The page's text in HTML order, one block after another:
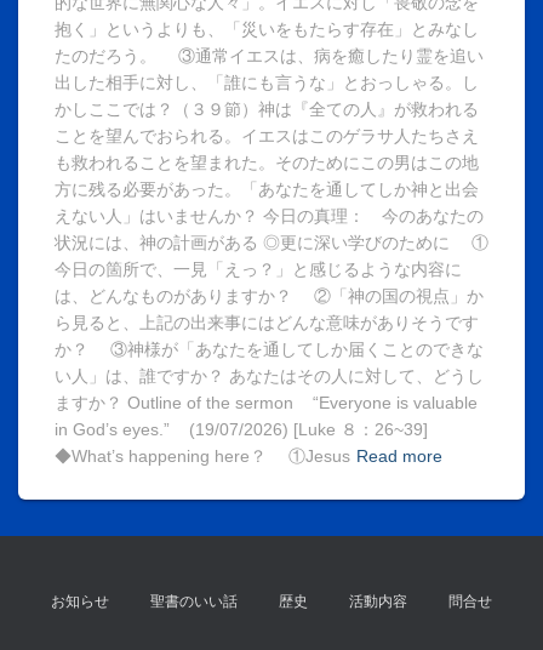
抱く」というよりも、「災いをもたらす存在」とみなし
たのだろう。 ③通常イエスは、病を癒したり霊を追い
出した相手に対し、「誰にも言うな」とおっしゃる。し
かしここでは？（３９節）神は『全ての人』が救われる
ことを望んでおられる。イエスはこのゲラサ人たちさえ
も救われることを望まれた。そのためにこの男はこの地
方に残る必要があった。「あなたを通してしか神と出会
えない人」はいませんか？ 今日の真理： 今のあなたの
状況には、神の計画がある ◎更に深い学びのために ①
今日の箇所で、一見「えっ？」と感じるような内容に
は、どんなものがありますか？ ②「神の国の視点」か
ら見ると、上記の出来事にはどんな意味がありそうです
か？ ③神様が「あなたを通してしか届くことのできな
い人」は、誰ですか？ あなたはその人に対して、どうし
ますか？ Outline of the sermon “Everyone is valuable
in God’s eyes.” (19/07/2026) [Luke ８：26~39]
◆What’s happening here？ ①Jesus Read more
お知らせ 聖書のいい話 歴史 活動内容 問合せ